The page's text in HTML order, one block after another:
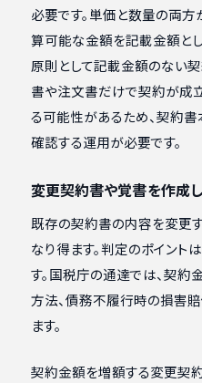
必要です。単価と数量の両
算可能な金額を記載金額と
原則として記載金額のない契
書や注文書だけで契約が成
る可能性があるため、契約
確認する運用が必要です。
変更契約書や覚書を作成
既存の契約書の内容を変更
なり得ます。判定のポイントは
す。国税庁の通達では、契約
方法、債務不履行時の損害
ます。
契約金額を増額する変更契